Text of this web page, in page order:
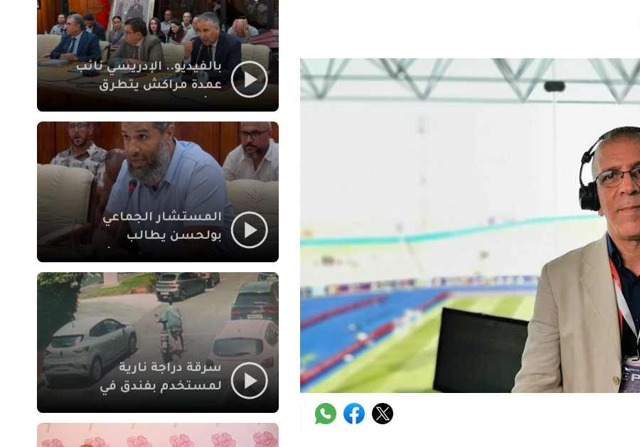
بالفيديو.. الإدريسي نائب
عمدة مراكش يتطرق
الاجتماعي في نقل
المحطة الطرقية إلى
العزوزية
المستشار الجماعي
بولحسن يطالب
أشغال شارع علال
الفاسي بمراكش
سرقة دراجة نارية
لمستخدم بفندق في
بمراكش